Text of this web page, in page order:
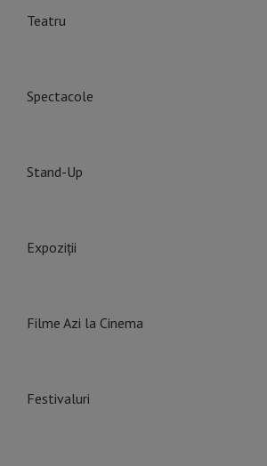
Teatru
Spectacole
Stand-Up
Expoziții
Filme Azi la Cinema
Festivaluri